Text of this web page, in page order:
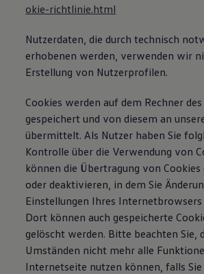
okie-richtlinie.html
Nutzerdaten, die durch technisch
erhobenen werden, verwenden wir
Erstellung von Nutzerprofilen.
Cookies werden auf dem Rechner
gespeichert und von diesem an
übermittelt. Als Nutzer haben Sie
Kontrolle über die Verwendung von
können die Übertragung von Cookies
oder deaktivieren, in dem Sie
Einstellungen Ihres
Dort können auch gespeicherte
gelöscht werden. Bitte beachten Sie,
Umständen nicht mehr alle
Internetseite nutzen können, falls Sie